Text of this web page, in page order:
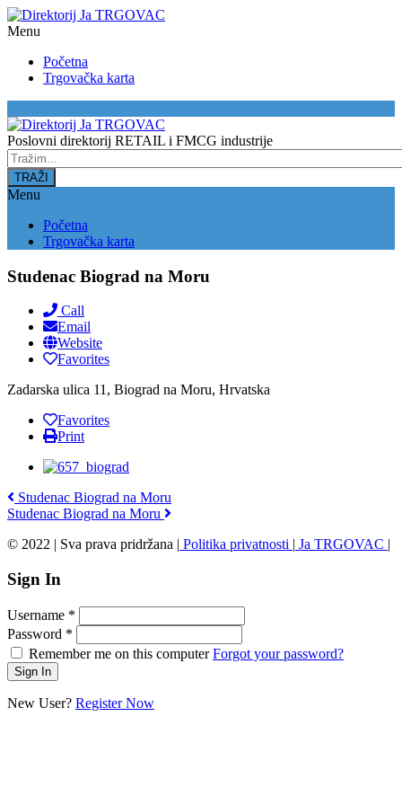
Menu
Početna
Trgovačka karta
Poslovni direktorij RETAIL i FMCG industrije
Menu
Početna
Trgovačka karta
Studenac Biograd na Moru
Call
Email
Website
Favorites
Zadarska ulica 11, Biograd na Moru, Hrvatska
Favorites
Print
Studenac Biograd na Moru
Studenac Biograd na Moru
© 2022 | Sva prava pridržana | Politika privatnosti | Ja TRGOVAC |
Sign In
Username *
Password *
Remember me on this computerForgot your password?
New User? Register Now